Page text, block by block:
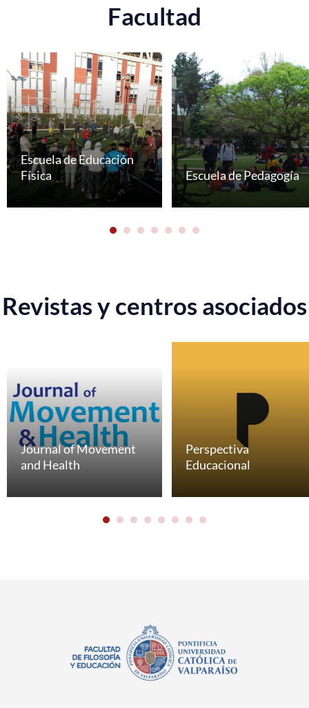
Facultad
Escuela de Educación
Física
Escuela de Pedagogía
Revistas y centros asociados
Journal of Movement
and Health
Perspectiva
Educacional